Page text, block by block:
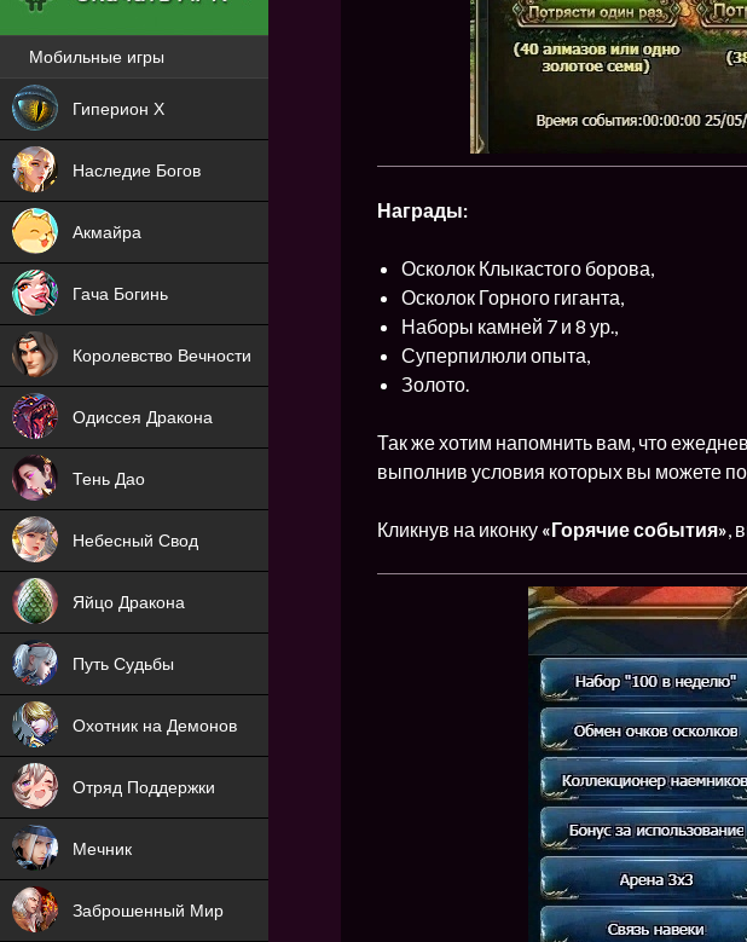
Награды:
Осколок Клыкастого борова,
Осколок Горного гиганта,
Наборы камней 7 и 8 ур.,
Суперпилюли опыта,
Золото.
Так же хотим напомнить вам, что
выполнив условия которых вы можете
Кликнув на иконку «Горячие события»,
Мобильные игры
Гиперион Х
Наследие Богов
NEW
Акмайра
NEW
Гача Богинь
NEW
Королевство Вечности
NEW
Одиссея Дракона
NEW
Тень Дао
NEW
Небесный Свод
NEW
Яйцо Дракона
NEW
Путь Судьбы
NEW
Охотник на Демонов
ХИТ
Отряд Поддержки
ХИТ
Мечник
Заброшенный Мир
NEW